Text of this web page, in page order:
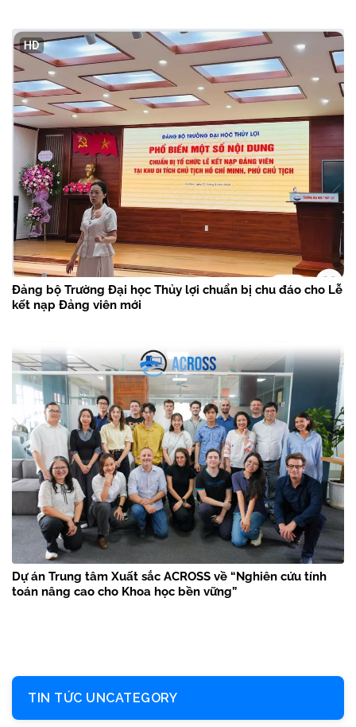
Đảng bộ Trường Đại học Thủy lợi chuẩn bị chu đáo cho Lễ
kết nạp Đảng viên mới
Dự án Trung tâm Xuất sắc ACROSS về “Nghiên cứu tính
toán nâng cao cho Khoa học bền vững”
TIN TỨC UNCATEGORY